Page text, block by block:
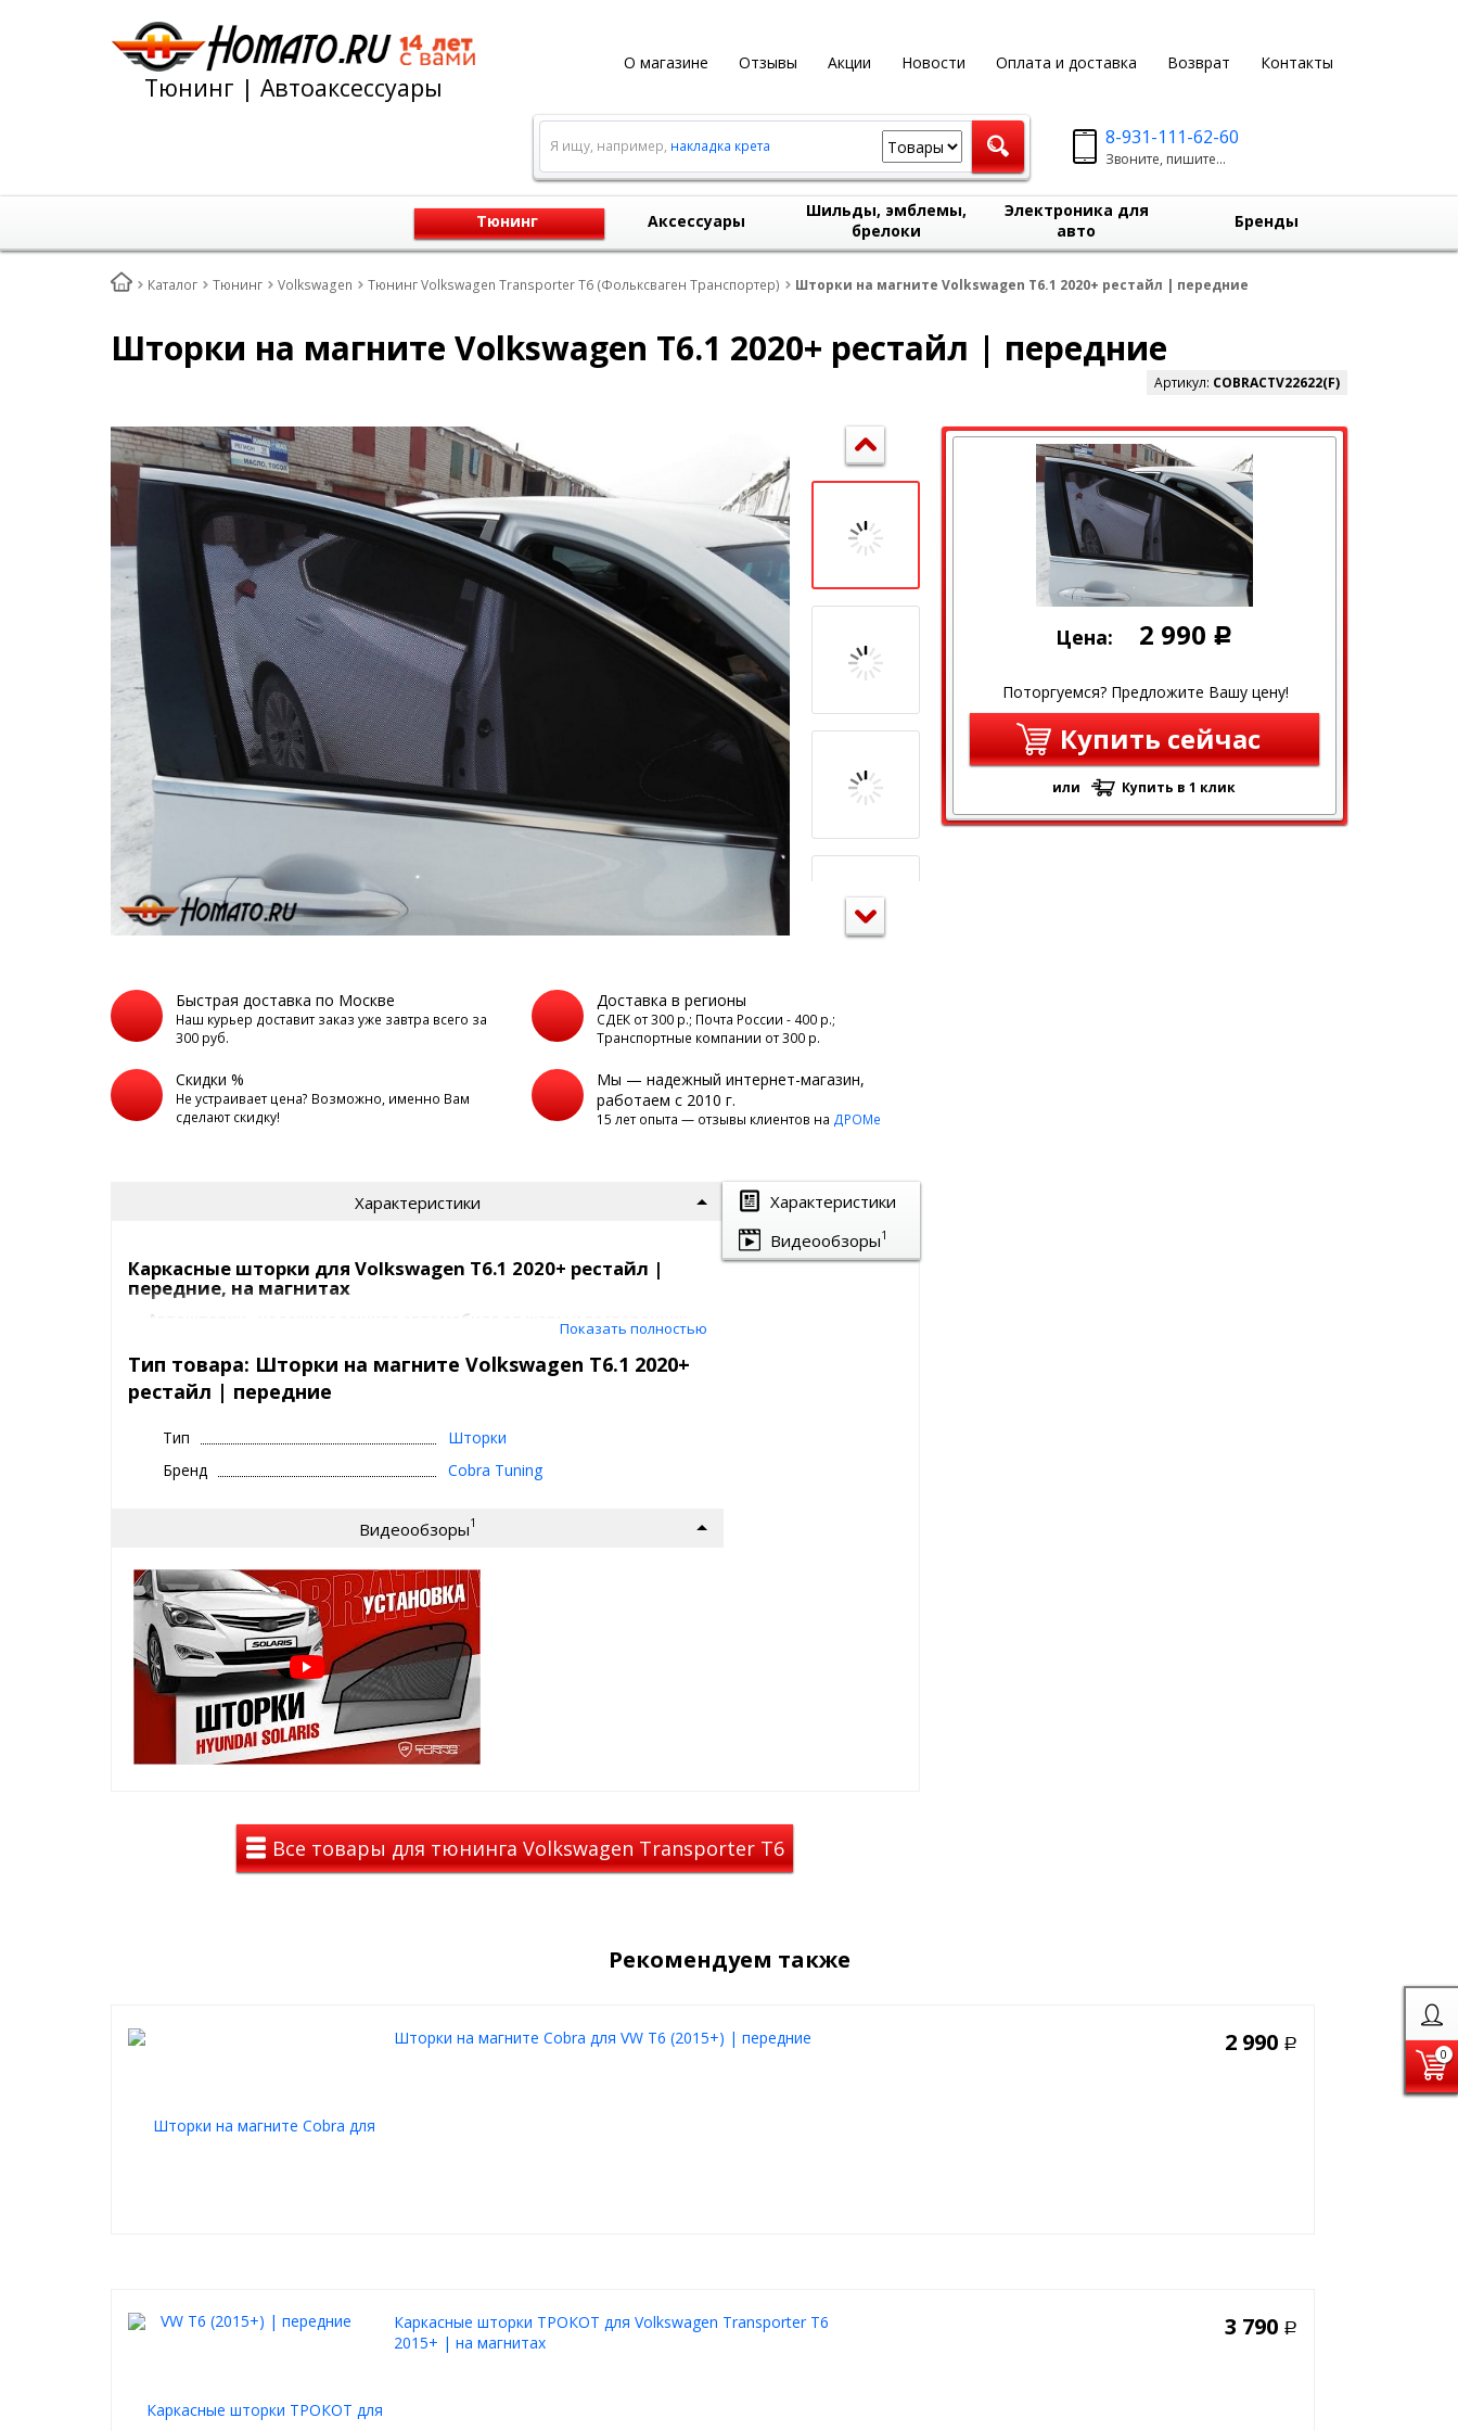
0
О магазине Отзывы Акции Новости Оплата и доставка Возврат Контакты
Тюнинг | Автоаксессуары
8-931-111-62-60
Звоните, пишите...
Я ищу, например, накладка крета
Тюнинг Аксессуары
Шильды, эмблемы,
брелоки
Электроника для
авто
Бренды
Каталог Тюнинг Volkswagen Тюнинг Volkswagen Transporter T6 (Фольксваген Транспортер) Шторки на магните Volkswagen T6.1 2020+ рестайл | передние
Шторки на магните Volkswagen T6.1 2020+ рестайл | передние
Артикул: COBRACTV22622(F)
Цена: 2 990 Р
Поторгуемся? Предложите Вашу цену!
Купить сейчас
или Купить в 1 клик
Быстрая доставка по Москве
Наш курьер доставит заказ уже завтра всего за
300 руб.
Доставка в регионы
СДЕК от 300 р.; Почта России - 400 р.;
Транспортные компании от 300 р.
Скидки %
Не устраивает цена? Возможно, именно Вам
сделают скидку!
Мы — надежный интернет-магазин,
работаем с 2010 г.
15 лет опыта — отзывы клиентов на ДРОМе
Характеристики
Видеообзоры1
Характеристики
Каркасные шторки для Volkswagen T6.1 2020+ рестайл |
передние, на магнитах
Автошторки - надежная защита автомобиля от жары и посторонних
Лучшая альтернатива тонировке.
2020+ рестайл
Защита от солнца
Зачем знать людям, что происходит у вас в автомобиле, кто у вас находится -
сохраните приватность.
Никому не нравятся взгляды посторонних людей на Вас и ваш авто.
Защита от штрафов
Можно конечно затонироваться и каждый раз переживать - оштрафуют или нет.
со шторками Cobra можно не переживать, так как это абсолютно законно.
Защита от насекомых, пыли и пуха
Особенности и установка:
Показать полностью
Тип товара: Шторки на магните Volkswagen T6.1 2020+
рестайл | передние
Тип
Шторки
Бренд
Cobra Tuning
Видеообзоры1
Все товары для тюнинга Volkswagen Transporter T6
Рекомендуем также
Шторки на магните Cobra для VW T6 (2015+) | передние 2 990 Р
Каркасные шторки ТРОКОТ для Volkswagen Transporter T6
2015+ | на магнитах
3 790 Р